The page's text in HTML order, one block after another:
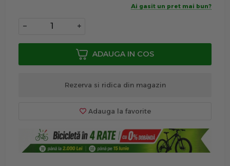
Ai gasit un pret mai bun?
− +
ADAUGA IN COS
Rezerva si ridica din magazin
Adauga la favorite